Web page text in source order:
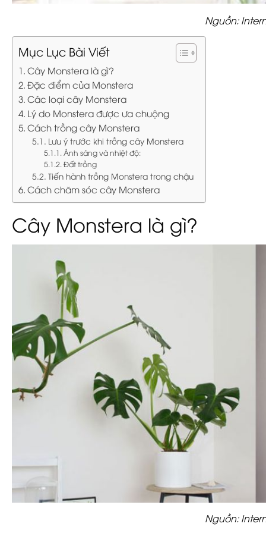
Nguồn:
Mục Lục Bài Viết
Cây Monstera là gì?
Đặc điểm của Monstera
Các loại cây Monstera
Lý do Monstera được ưa chuộng
Cách trồng cây Monstera
Lưu ý trước khi trồng cây Monstera
Ánh sáng và nhiệt độ:
Đất trồng
Tiến hành trồng Monstera trong chậu
Cách chăm sóc cây Monstera
Cây Monstera là gì?
Nguồn: